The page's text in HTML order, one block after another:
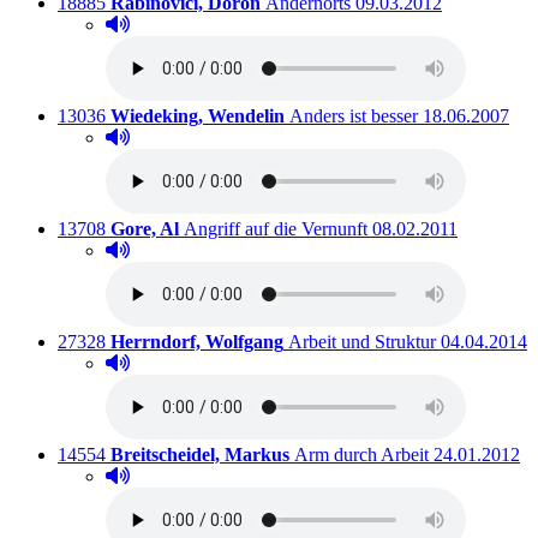
Hörprobe abspielen
Hörprobe von Andernorts
Titelnummer:
13036 von
Wiedeking, Wendelin Anders ist besser Ausleihbar
18.06.2007
Hörprobe abspielen
Hörprobe von Anders ist besser
Titelnummer:
13708 von
Gore, Al: Angriff auf die Vernunft Ausleihbar seit dem
08.02.2011
Hörprobe abspielen
Hörprobe von Angriff auf die Vernunft
Titelnummer:
27328 von
Herrndorf, Wolfgang: Arbeit und Struktur Ausleihbar
04.04.2014
Hörprobe abspielen
Hörprobe von Arbeit und Struktur
Titelnummer:
14554 von
Breitscheidel, Markus: Arm durch Arbeit Ausleihbar
24.01.2012
Hörprobe abspielen
Hörprobe von Arm durch Arbeit